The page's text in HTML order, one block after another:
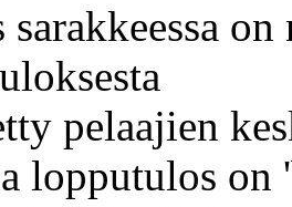
pelaajien
lopputulos